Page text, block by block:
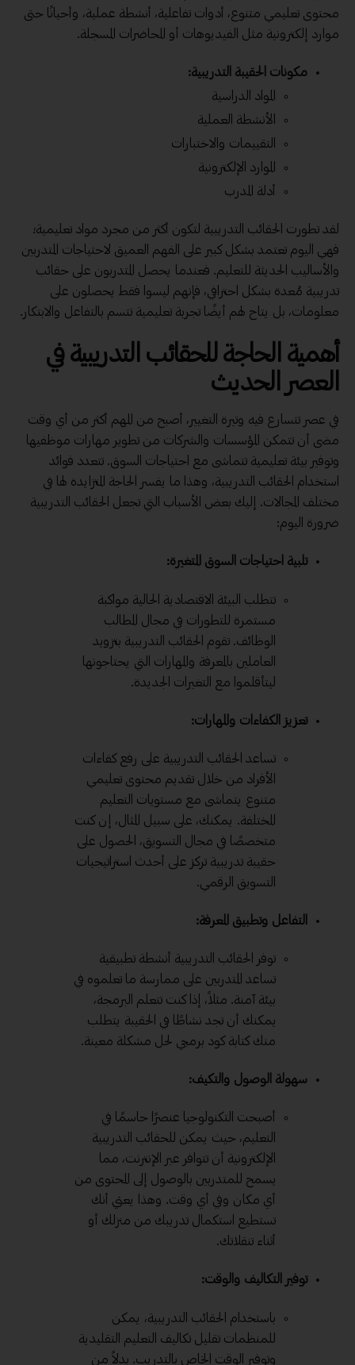
محتوى تعليمي متنوع، أدوات تفاعلية، أنشطة عملية، وأحيانًا حتى
موارد إلكترونية مثل الفيديوهات أو المحاضرات المسجلة.
مكونات الحقيبة التدريبية:
المواد الدراسية
الأنشطة العملية
التقييمات والاختبارات
الموارد الإلكترونية
أدلة المدرب
لقد تطورت الحقائب التدريبية لتكون أكثر من مجرد مواد تعليمية؛
فهي اليوم تعتمد بشكل كبير على الفهم العميق لاحتياجات المتدربين
والأساليب الحديثة للتعليم. فعندما يحصل المتدربون على حقائب
تدريبية مُعدة بشكل احترافي، فإنهم ليسوا فقط يحصلون على
معلومات، بل يتاح لهم أيضًا تجربة تعليمية تتسم بالتفاعل والابتكار.
أهمية الحاجة للحقائب التدريبية في
العصر الحديث
في عصر تتسارع فيه وتيرة التغيير، أصبح من المهم أكثر من أي وقت
مضى أن تتمكن المؤسسات والشركات من تطوير مهارات موظفيها
وتوفير بيئة تعليمية تتماشى مع احتياجات السوق. تتعدد فوائد
استخدام الحقائب التدريبية، وهذا ما يفسر الحاجة المتزايدة لها في
مختلف المجالات. إليك بعض الأسباب التي تجعل الحقائب التدريبية
ضرورة اليوم:
تلبية احتياجات السوق المتغيرة:
تتطلب البيئة الاقتصادية الحالية مواكبة
مستمرة للتطورات في مجال المطالب
الوظائف. تقوم الحقائب التدريبية بتزويد
العاملين بالمعرفة والمهارات التي يحتاجونها
ليتأقلموا مع التغيرات الجديدة.
تعزيز الكفاءات والمهارات:
تساعد الحقائب التدريبية على رفع كفاءات
الأفراد من خلال تقديم محتوى تعليمي
متنوع يتماشى مع مستويات التعليم
المختلفة. يمكنك، على سبيل المثال، إن كنت
متخصصًا في مجال التسويق، الحصول على
حقيبة تدريبية تركز على أحدث استراتيجيات
التسويق الرقمي.
التفاعل وتطبيق المعرفة:
توفر الحقائب التدريبية أنشطة تطبيقية
تساعد المتدربين على ممارسة ما تعلموه في
بيئة آمنة. مثلاً، إذا كنت تتعلم البرمجة،
يمكنك أن تجد نشاطًا في الحقيبة يتطلب
منك كتابة كود برمجي لحل مشكلة معينة.
سهولة الوصول والتكيف:
أصبحت التكنولوجيا عنصرًا حاسمًا في
التعليم، حيث يمكن للحقائب التدريبية
الإلكترونية أن تتوافر عبر الإنترنت، مما
يسمح للمتدربين بالوصول إلى المحتوى من
أي مكان وفي أي وقت. وهذا يعني أنك
تستطيع استكمال تدريبك من منزلك أو
أثناء تنقلاتك.
توفير التكاليف والوقت:
باستخدام الحقائب التدريبية، يمكن
للمنظمات تقليل تكاليف التعليم التقليدية
وتوفير الوقت الخاص بالتدريب. بدلاً من